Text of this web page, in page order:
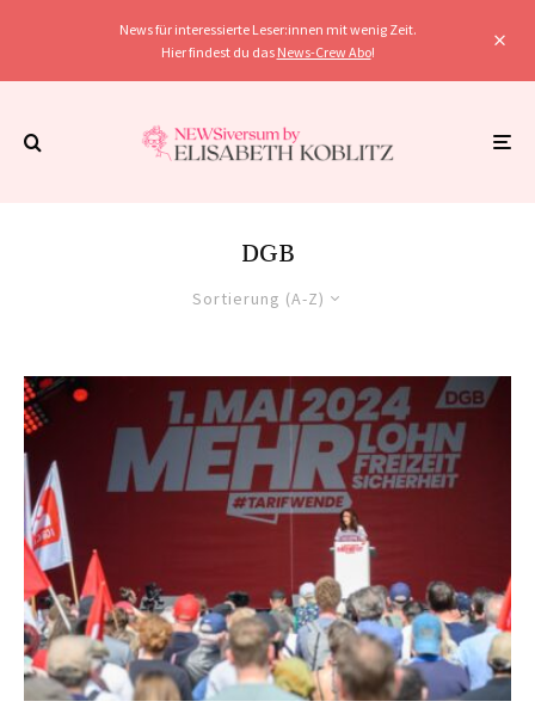
News für interessierte Leser:innen mit wenig Zeit.
Hier findest du das News-Crew Abo!
DGB
Sortierung (A-Z)